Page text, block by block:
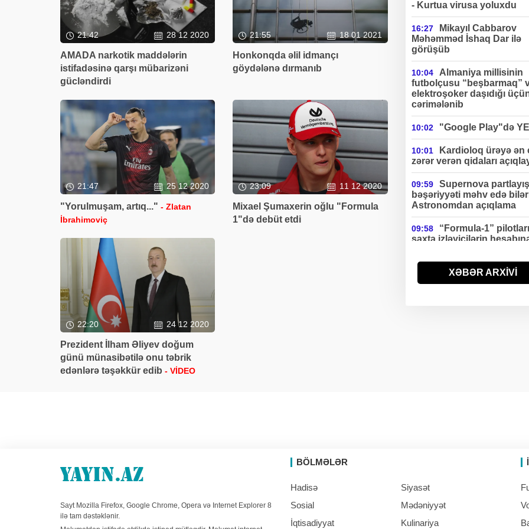
21:42 28 12 2020
AMADA narkotik maddələrin
istifadəsinə qarşı mübarizəni
gücləndirdi
21:55 18 01 2021
Honkonqda əlil idmançı
göydələnə dırmanıb
21:47 25 12 2020
"Yorulmuşam, artıq..." - Zlatan
İbrahimoviç
23:09 11 12 2020
Mixael Şumaxerin oğlu "Formula
1"də debüt etdi
22:20 24 12 2020
Prezident İlham Əliyev doğum
günü münasibətilə onu təbrik
edənlərə təşəkkür edib - VİDEO
- Kurtua virusa yoluxdu
16:27
Mikayıl Cabbarov
Məhəmməd İshaq Dar ilə
görüşüb
10:04
Almaniya millisinin
futbolçusu “beşbarmaq”
elektroşoker daşıdığı
cərimələnib
10:02 "Google Play"də
10:01
Kardioloq ürəyə ən
zərər verən qidaları
09:59
Supernova
bəşəriyyəti məhv edə
Astronomdan açıqlama
09:58
“Formula-1” pilotları
saxta izləyicilərin
ABŞ-da uçan
hərbi versiyası ilk dəfə
XƏBƏR ARXİVİ
Sayt Mozilla Firefox, Google Chrome, Opera və Internet Explorer 8
ilə tam dəstəklənir.
BÖLMƏLƏR
Hadisə
Sosial
İqtisadiyyat
Siyasət
Mədəniyyət
Kulinariya